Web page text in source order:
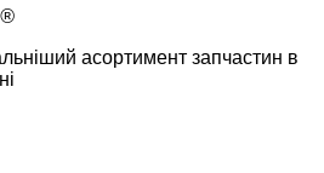
®
асортимент запчастин в